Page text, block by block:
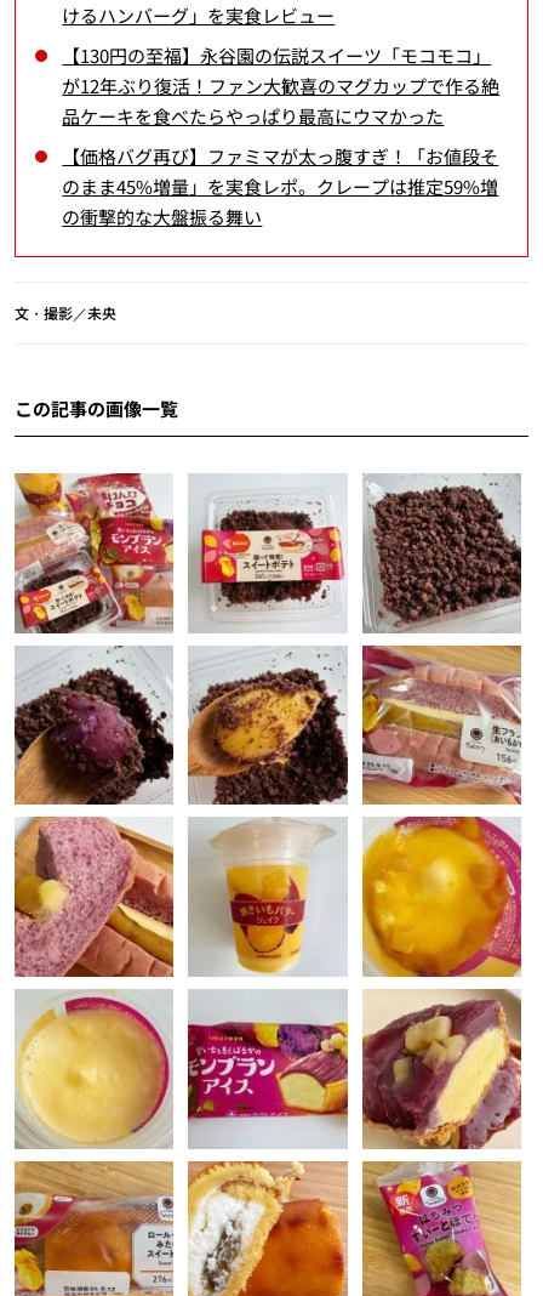
けるハンバーグ」を実食レビュー
【130円の至福】永谷園の伝説スイーツ「モコモコ」
が12年ぶり復活！ファン大歓喜のマグカップで作る絶
品ケーキを食べたらやっぱり最高にウマかった
【価格バグ再び】ファミマが太っ腹すぎ！「お値段そ
のまま45%増量」を実食レポ。クレープは推定59%増
の衝撃的な大盤振る舞い
文・撮影／未央
この記事の画像一覧